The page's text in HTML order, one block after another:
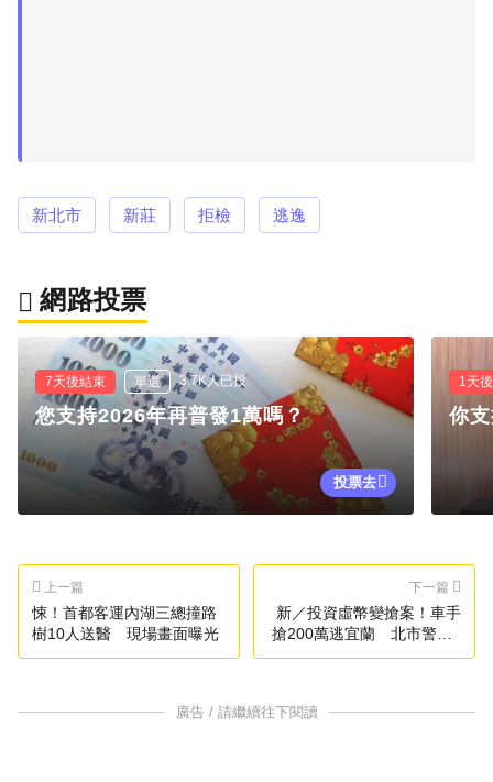
新北市 新莊 拒檢 逃逸
網路投票
7天後結束 單選 3.7K人已投
您支持2026年再普發1萬嗎？
投票去
1天
你
上一篇
悚！首都客運內湖三總撞路
樹10人送醫 現場畫面曝光
下一篇
新／投資虛幣變搶案！車手
搶200萬逃宜蘭 北市警逮3
嫌追共犯
廣告 / 請繼續往下閱讀